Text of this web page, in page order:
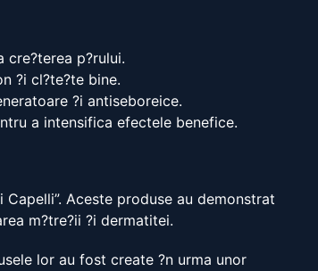
cre?terea p?rului.
?i cl?te?te bine.
?i antiseboreice.
a intensifica efectele benefice.
Aceste produse au demonstrat
m?tre?ii ?i dermatitei.
lor au fost create ?n urma unor